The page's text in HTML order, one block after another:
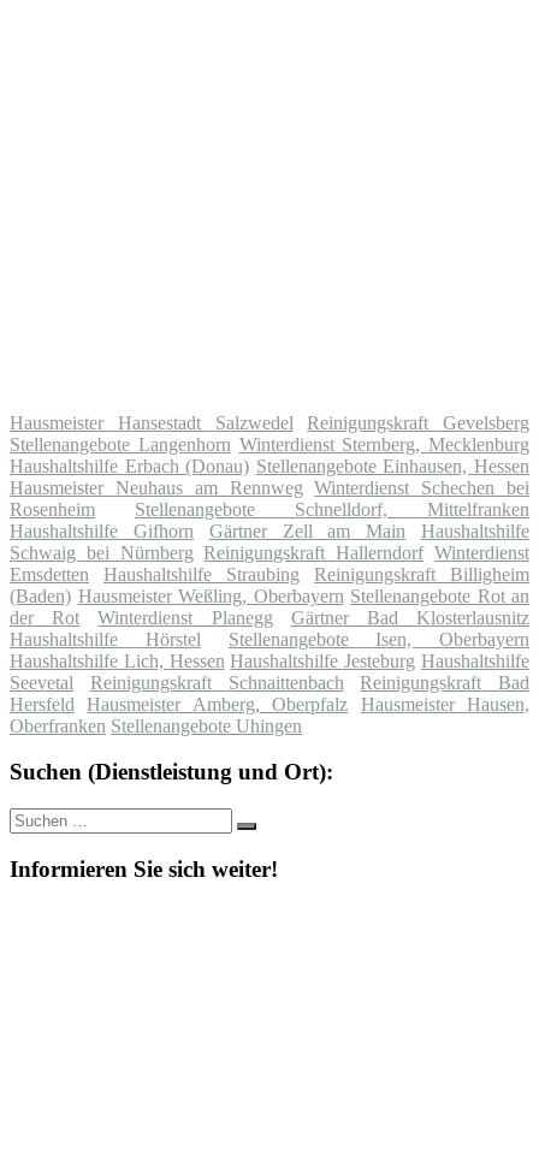
Hausmeister Hansestadt Salzwedel
Reinigungskraft Gevelsberg
Stellenangebote Langenhorn Winterdienst Sternberg, Mecklenburg
Haushaltshilfe Erbach (Donau) Stellenangebote Einhausen, Hessen
Hausmeister Neuhaus am Rennweg
Winterdienst Schechen bei
Rosenheim
Stellenangebote Schnelldorf, Mittelfranken
Haushaltshilfe Gifhorn
Gärtner Zell am Main
Haushaltshilfe
Schwaig bei Nürnberg Reinigungskraft Hallerndorf Winterdienst
Emsdetten
Haushaltshilfe Straubing
Reinigungskraft Billigheim
(Baden) Hausmeister Weßling, Oberbayern Stellenangebote Rot an
der Rot
Winterdienst Planegg
Gärtner Bad Klosterlausnitz
Haushaltshilfe Hörstel
Stellenangebote Isen, Oberbayern
Haushaltshilfe Lich, Hessen Haushaltshilfe Jesteburg Haushaltshilfe
Seevetal
Reinigungskraft Schnaittenbach
Reinigungskraft Bad
Hersfeld
Hausmeister Amberg, Oberpfalz
Hausmeister Hausen,
Oberfranken Stellenangebote Uhingen
Suchen (Dienstleistung und Ort):
Suche
nach:
Suchen
Informieren Sie sich weiter!